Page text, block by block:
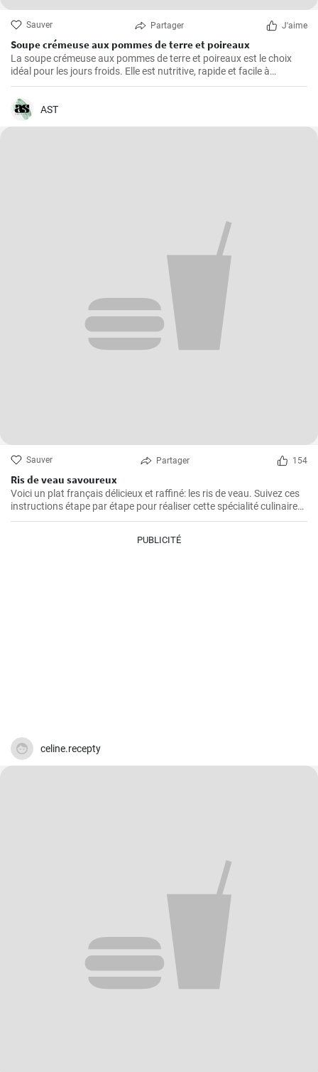
Sauver Partager J'aime
Soupe crémeuse aux pommes de terre et poireaux
La soupe crémeuse aux pommes de terre et poireaux est le choix
idéal pour les jours froids. Elle est nutritive, rapide et facile à
préparer. Elle est remplie de nutriments de légumes sains.
AST
Sauver Partager 154
Ris de veau savoureux
Voici un plat français délicieux et raffiné: les ris de veau. Suivez ces
instructions étape par étape pour réaliser cette spécialité culinaire
française appréciée pour leur texture délicate et leur goût savoureux
PUBLICITÉ
celine.recepty